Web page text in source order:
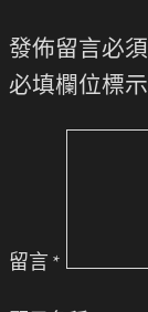
發佈留言必
必填欄位標
留言 *